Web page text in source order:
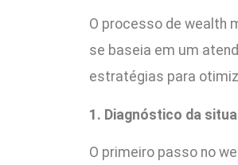
O processo de wealth
se baseia em um
estratégias para
1. Diagnóstico da
O primeiro passo no